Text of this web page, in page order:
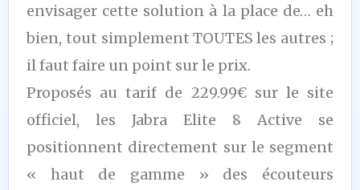
envisager cette solution à la place de… eh
bien, tout simplement TOUTES les autres ;
il faut faire un point sur le prix.
Proposés au tarif de 229.99€ sur le site
officiel, les Jabra Elite 8 Active se
positionnent directement sur le segment
« haut de gamme » des écouteurs